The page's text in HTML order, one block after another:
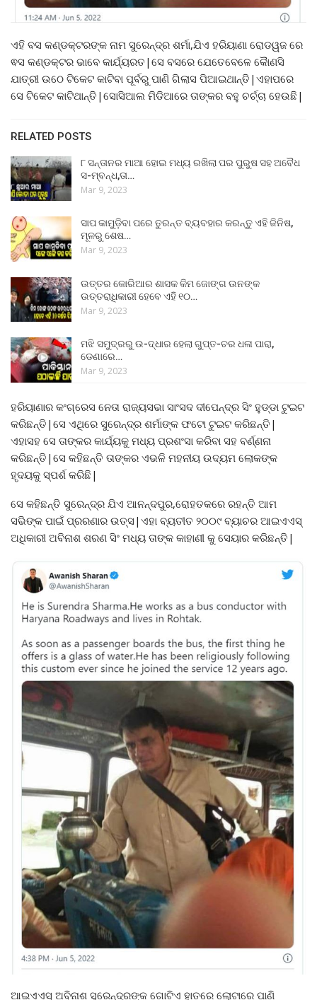
ଏହି ବସ କଣ୍ଡକ୍ଟରଙ୍କ ନାମ ସୁରେନ୍ଦ୍ର ଶର୍ମା,ଯିଏ ହରିୟାଣା ରୋଡୱଜ ରେ
ଵସ କଣ୍ଡକ୍ଟର ଭାବେ କାର୍ଯ୍ୟରତ|ସେ ବସରେ ଯେତେବେଳେ କୈାଣସି
ଯାତ୍ରୀ ଉଠେ ଟିକେଟ କାଟିବା ପୂର୍ବରୁ ପାଣି ଗିଲାସ ପିଆଇଥାନ୍ତି|ଏହାପରେ
ସେ ଟିକେଟ କାଟିଥାନ୍ତି|ସୋସିଆଲ ମିଡିଆରେ ତାଙ୍କର ବହୁ ଚର୍ଚ୍ଚା ହେଉଛି|
RELATED POSTS
୮ ସନ୍ତାନର ମାଆ ହୋଇ ମଧ୍ୟ ରଖିଲା ପର ପୁରୁଷ ସହ ଅବୈଧ
ସ-ମ୍ବନ୍ଧ,ତା…
Mar 9, 2023
ସାପ କାମୁଡ଼ିବା ପରେ ତୁରନ୍ତ ବ୍ୟବହାର କରନ୍ତୁ ଏହି ଜିନିଷ,
ମୂଳରୁ ଶେଷ…
Mar 9, 2023
ଉତ୍ତର କୋରିଆର ଶାସକ କିମ ଜୋଙ୍ଗ ଉନଙ୍କ
ଉତ୍ତରାଧିକାରୀ ହେବେ ଏହି ୧୦…
Mar 9, 2023
ମଝି ସମୁଦ୍ରରୁ ଉ-ଦ୍ଧାର ହେଲା ଗୁପ୍ତ-ଚର ଧଳା ପାରା,
ଡେଣାରେ…
Mar 9, 2023
ହରିୟାଣାର କଂଗ୍ରେସ ନେତା ରାଜ୍ୟସଭା ସାଂସଦ ଦୀପେନ୍ଦ୍ର ସିଂ ହୁଡ୍ଡା ଟୁଇଟ
କରିଛନ୍ତି|ସେ ଏଥିରେ ସୁରେନ୍ଦ୍ର ଶର୍ମାଙ୍କ ଫଟୋ ଟୁଇଟ କରିଛନ୍ତି|
ଏହାସହ ସେ ତାଙ୍କର କାର୍ଯ୍ୟକୁ ମଧ୍ୟ ପ୍ରଶଂସା କରିବା ସହ ବର୍ଣ୍ଣନା
କରିଛନ୍ତି|ସେ କହିଛନ୍ତି ‌ତାଙ୍କର ଏଭଳି ମହନୀୟ ଉଦ୍ୟମ ଲୋକଙ୍କ
ହୃଦୟକୁ ସ୍ପର୍ଶ କରିଛି|
ସେ କହିଛନ୍ତି ସୁରେନ୍ଦ୍ର ଯିଏ ଆନନ୍ଦପୁର,ରୋହତକରେ ରହନ୍ତି ଆମ
ସଭିଙ୍କ ପାଇଁ ପ୍ରରଣାର ଉତ୍ସ|ଏହା ବ୍ୟତୀତ ୨୦୦୯ ବ୍ୟାଚର ଆଇଏଏସ୍
ଅଧିକାରୀ ଅବିନାଶ ଶରଣ ସିଂ ମଧ୍ୟ ତାଙ୍କ କାହାଣୀ କୁ ସେୟାର କରିଛନ୍ତି|
ଆଇଏଏସ୍ ଅବିନାଶ ସୁରେନ୍ଦ୍ରଙ୍କ ଗୋଟିଏ ହାତରେ ଲୋଟାରେ ପାଣି